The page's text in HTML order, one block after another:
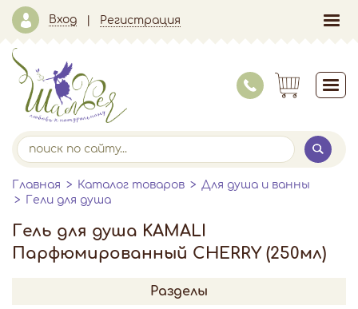
Вход Регистрация
Главная Каталог товаров
Для душа и ванны
Гели для душа
Гель для душа KAMALI
Парфюмированный CHERRY (250мл)
Разделы